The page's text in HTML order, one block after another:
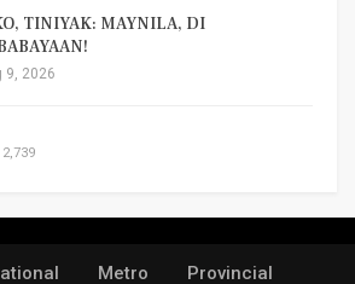
TINIYAK: MAYNILA, DI
9, 2026
Metro Provincial